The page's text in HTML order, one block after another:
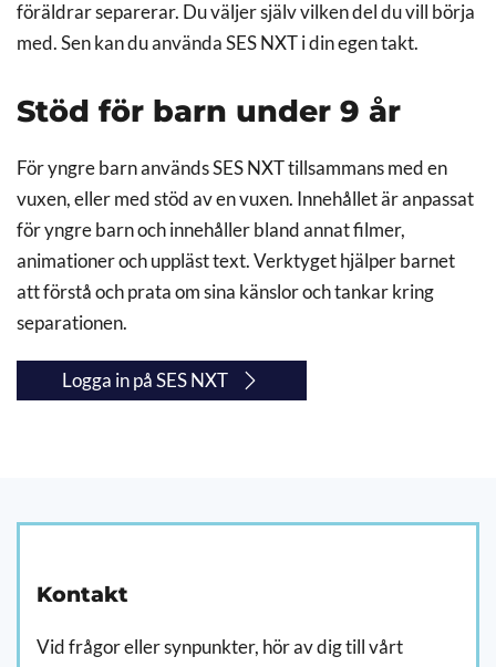
föräldrar separerar. Du väljer själv vilken del du vill börja
med. Sen kan du använda SES NXT i din egen takt.
Stöd för barn under 9 år
För yngre barn används SES NXT tillsammans med en
vuxen, eller med stöd av en vuxen. Innehållet är anpassat
för yngre barn och innehåller bland annat filmer,
animationer och uppläst text. Verktyget hjälper barnet
att förstå och prata om sina känslor och tankar kring
separationen.
Logga in på SES NXT
Kontakt
Vid frågor eller synpunkter, hör av dig till vårt